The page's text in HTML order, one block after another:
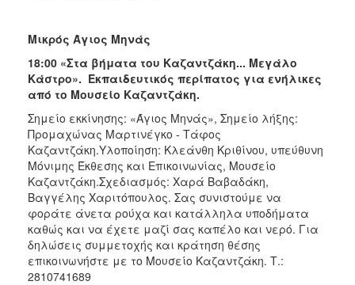
Μικρός Άγιος Μηνάς
18:00 «Στα βήματα του Καζαντζάκη... Μεγάλο
Κάστρο». Εκπαιδευτικός περίπατος για ενήλικες
από το Μουσείο Καζαντζάκη.
Σημείο εκκίνησης: «Άγιος Μηνάς», Σημείο λήξης:
Προμαχώνας Μαρτινέγκο - Τάφος
Καζαντζάκη.Υλοποίηση: Κλεάνθη Κριθίνου, υπεύθυνη
Μόνιμης Έκθεσης και Επικοινωνίας, Μουσείο
Καζαντζάκη.Σχεδιασμός: Χαρά Βαβαδάκη,
Βαγγέλης Χαριτόπουλος. Σας συνιστούμε να
φοράτε άνετα ρούχα και κατάλληλα υποδήματα
καθώς και να έχετε μαζί σας καπέλο και νερό. Για
δηλώσεις συμμετοχής και κράτηση θέσης
επικοινωνήστε με το Μουσείο Καζαντζάκη. Τ.:
2810741689